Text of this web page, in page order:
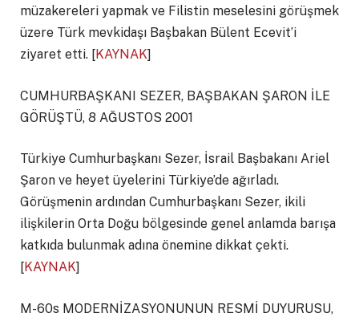
müzakereleri yapmak ve Filistin meselesini görüşmek
üzere Türk mevkidaşı Başbakan Bülent Ecevit’i
ziyaret etti. [KAYNAK]
CUMHURBAŞKANI SEZER, BAŞBAKAN ŞARON İLE
GÖRÜŞTÜ, 8 AĞUSTOS 2001
Türkiye Cumhurbaşkanı Sezer, İsrail Başbakanı Ariel
Şaron ve heyet üyelerini Türkiye’de ağırladı.
Görüşmenin ardından Cumhurbaşkanı Sezer, ikili
ilişkilerin Orta Doğu bölgesinde genel anlamda barışa
katkıda bulunmak adına önemine dikkat çekti.
[KAYNAK]
M-60s MODERNİZASYONUNUN RESMİ DUYURUSU,